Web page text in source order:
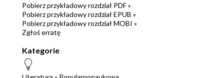
Pobierz przykładowy rozdział PDF »
Pobierz przykładowy rozdział EPUB »
Pobierz przykładowy rozdział MOBI »
Zgłoś erratę
Kategorie